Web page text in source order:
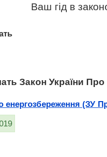
Ваш гід в
Закон України
енергозбереження (ЗУ